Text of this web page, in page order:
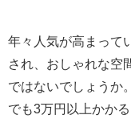
年々人気が高まって
され、おしゃれな空
ではないでしょうか
でも3万円以上かか